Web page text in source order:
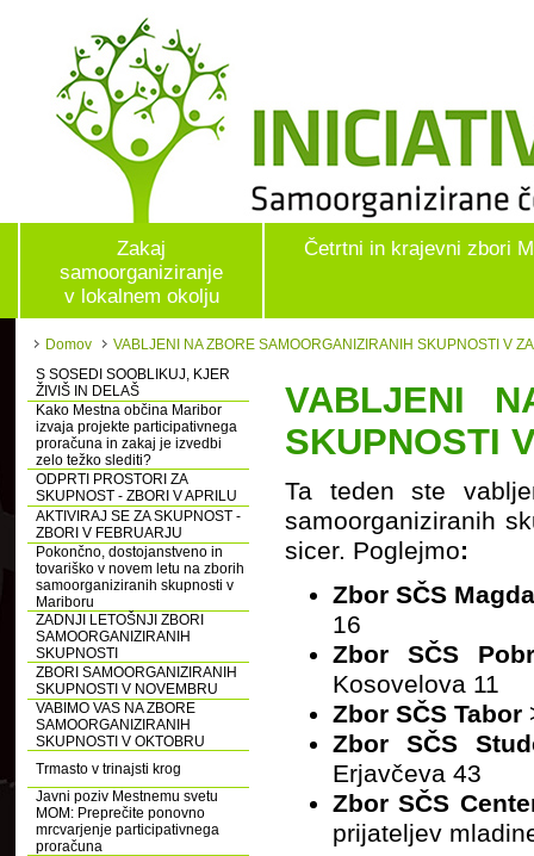
Zakaj
samoorganiziranje
v lokalnem okolju
Četrtni in krajevni zbori
Domov
VABLJENI NA ZBORE SAMOORGANIZIRANIH SKUPNOSTI V
S SOSEDI SOOBLIKUJ, KJER
ŽIVIŠ IN DELAŠ
Kako Mestna občina Maribor
izvaja projekte participativnega
proračuna in zakaj je izvedbi
zelo težko slediti?
ODPRTI PROSTORI ZA
SKUPNOST - ZBORI V APRILU
AKTIVIRAJ SE ZA SKUPNOST -
ZBORI V FEBRUARJU
Pokončno, dostojanstveno in
tovariško v novem letu na zborih
samoorganiziranih skupnosti v
Mariboru
ZADNJI LETOŠNJI ZBORI
SAMOORGANIZIRANIH
SKUPNOSTI
ZBORI SAMOORGANIZIRANIH
SKUPNOSTI V NOVEMBRU
VABIMO VAS NA ZBORE
SAMOORGANIZIRANIH
SKUPNOSTI V OKTOBRU
Trmasto v trinajsti krog
Javni poziv Mestnemu svetu
MOM: Preprečite ponovno
mrcvarjenje participativnega
proračuna
VABLJENI
SKUPNOSTI
Ta teden ste
samoorganiziranih
sicer. Poglejmo:
Zbor SČS
16
Zbor SČS
Kosovelova 11
Zbor SČS Tabor
Zbor SČS
Erjavčeva 43
Zbor SČS
prijateljev